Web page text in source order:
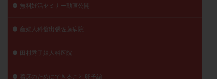
無料妊活セミナー動画公開
産婦人科舘出張佐藤病院
田村秀子婦人科医院
着床のためにできること 卵子編